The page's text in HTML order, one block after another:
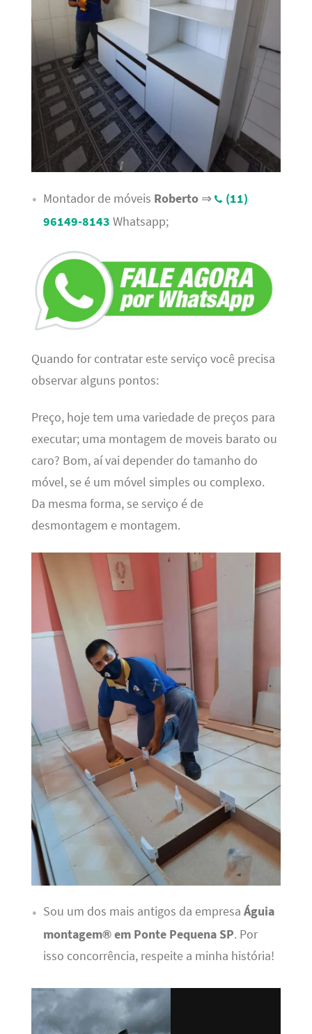
Montador de móveis Roberto⇒
(11)
96149-8143 Whatsapp;
Quando for contratar este serviço você precisa
observar alguns pontos:
Preço, hoje tem uma variedade de preços para
executar; uma montagem de moveis barato ou
caro? Bom, aí vai depender do tamanho do
móvel, se é um móvel simples ou complexo.
Da mesma forma, se serviço é de
desmontagem e montagem.
Sou um dos mais antigos da empresa Águia
montagem® em Ponte Pequena SP. Por
isso concorrência, respeite a minha história!